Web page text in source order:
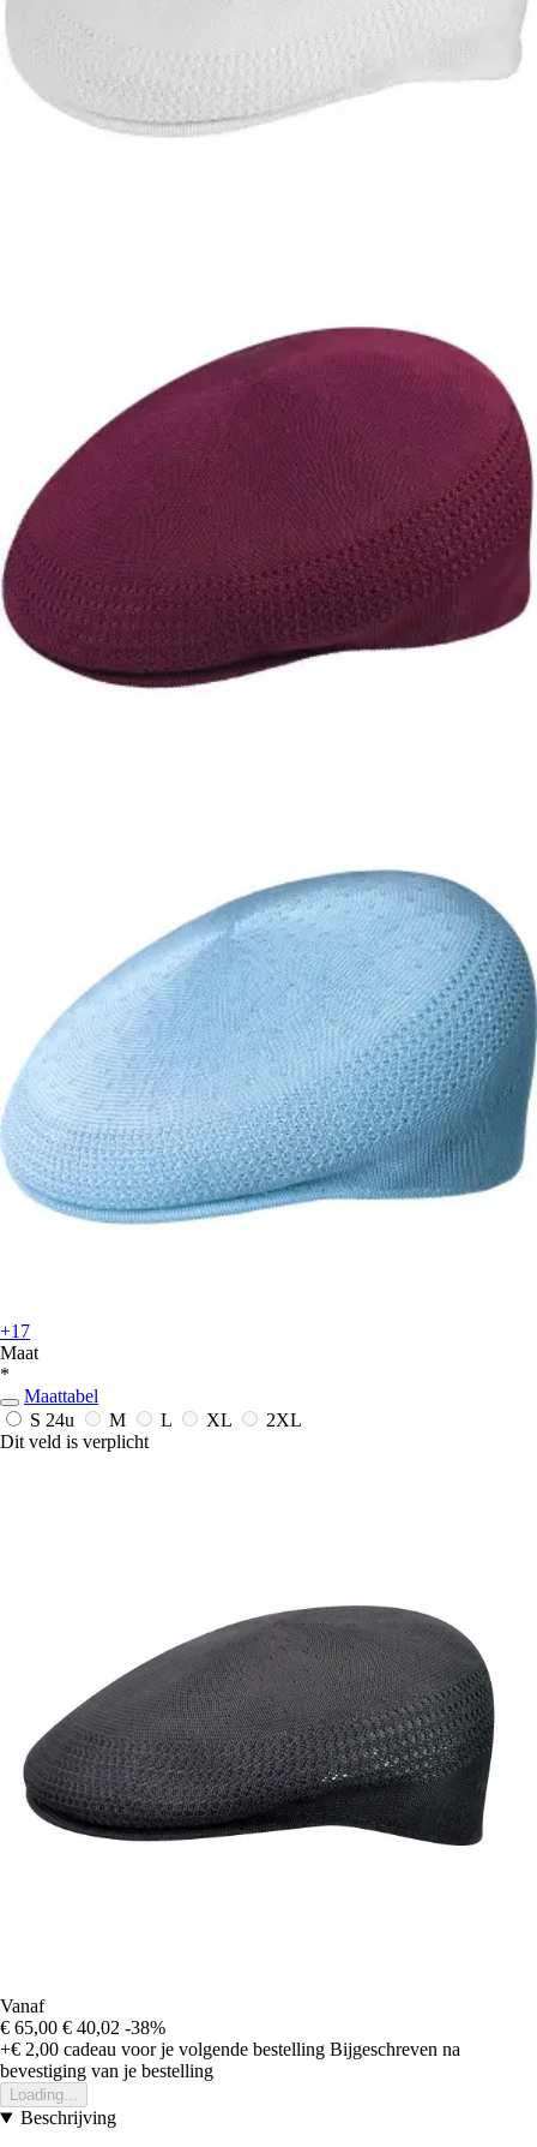
+17
Maat
*
Maattabel
S 24u M L XL
2XL
Dit veld is verplicht
Vanaf
€ 65,00 € 40,02 -38%
+€ 2,00 cadeau voor je volgende bestelling Bijgeschreven na
bevestiging van je bestelling
Loading...
Beschrijving